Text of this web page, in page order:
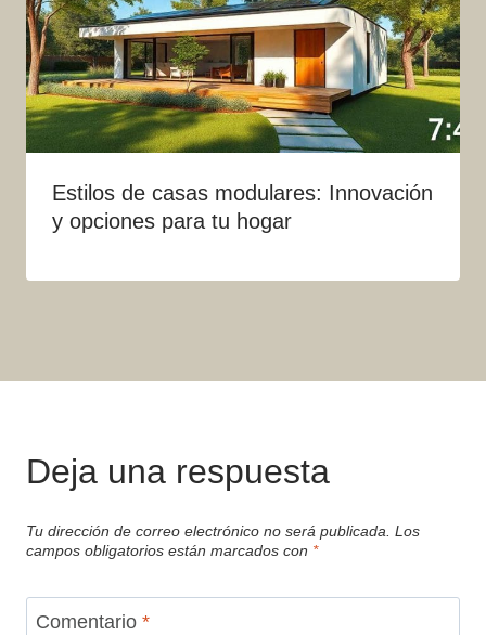
Estilos de casas modulares: Innovación
y opciones para tu hogar
Deja una respuesta
Tu dirección de correo electrónico no será publicada. Los
campos obligatorios están marcados con *
Comentario *